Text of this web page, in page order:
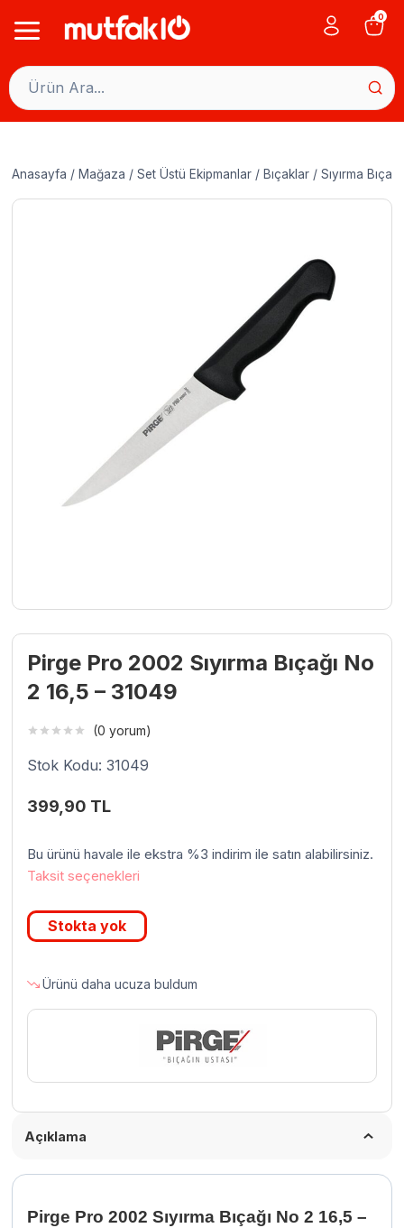
0
Anasayfa / Mağaza / Set Üstü Ekipmanlar / Bıçaklar / Sıyırma
Pirge Pro 2002 Sıyırma Bıçağı No
2 16,5 – 31049
(0 yorum)
Stok Kodu: 31049
399,90 TL
Bu ürünü havale ile ekstra %3 indirim ile satın alabilirsiniz.
Taksit seçenekleri
Stokta yok
Ürünü daha ucuza buldum
Açıklama
Pirge Pro 2002 Sıyırma Bıçağı No 2 16,5 –